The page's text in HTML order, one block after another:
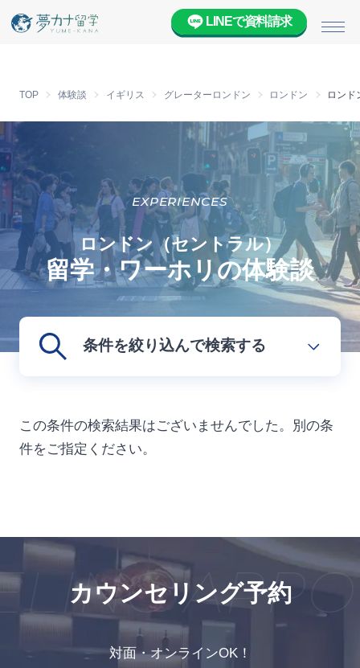
メ
LINEで資料請求
TOP 体験談 イギリス グレーターロンドン ロンドン ロンド
EXPERIENCES
ロンドン（セントラル）
留学・ワーホリの体験談
条件を絞り込んで検索する
この条件の検索結果はございませんでした。別の条
件をご指定ください。
カウンセリング予約
対面・オンラインOK！